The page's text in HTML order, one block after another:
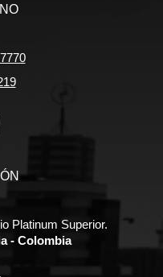
Platinum Superior.
- Colombia